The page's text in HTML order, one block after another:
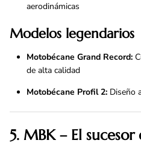
aerodinámicas
Modelos legendarios
Motobécane Grand Record:
de alta calidad
Motobécane Profil 2: Diseño
5. MBK – El